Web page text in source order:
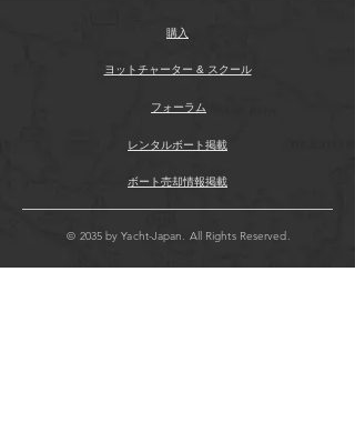
購入
ヨットチャーター & スクール
フォーラム
レンタルボート掲載
ボート売却情報掲載
© 2035 by Yacht-Japan. All Rights Reserved.